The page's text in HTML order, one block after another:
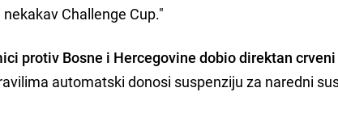
Challenge Cup."
protiv Bosne i Hercegovine dobio direktan
automatski donosi suspenziju za naredni